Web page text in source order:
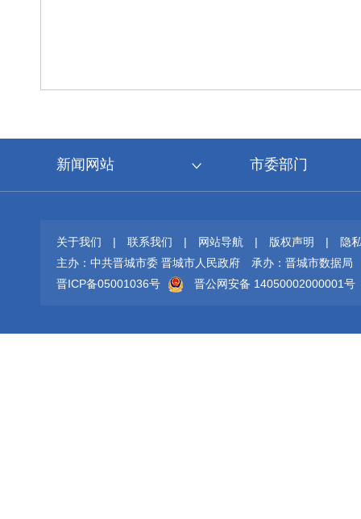
新闻网站 市委部门
关于我们 | 联系我们 | 网站导航 | 版权声明 |
隐
主办：中共晋城市委 晋城市人民政府
承办：晋城市数据局
晋ICP备05001036号
晋公网安备 14050002000001号